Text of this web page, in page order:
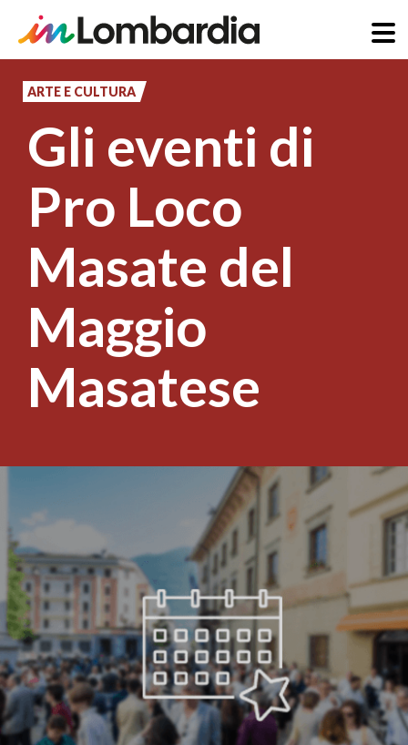
principale
ARTE E CULTURA
Gli eventi di
Pro Loco
Masate del
Maggio
Masatese